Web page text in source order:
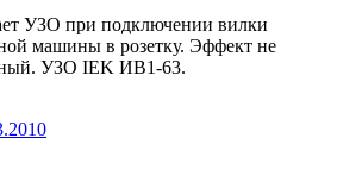
УЗО при подключении вилки
машины в розетку. Эффект не
УЗО IEK ИВ1-63.